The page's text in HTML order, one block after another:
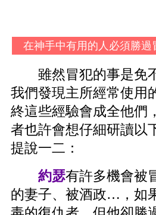
在神手中有用的人必須勝過
雖然冒犯的事是免
我們發現主所經常使用
終這些經驗會成全他們
者也許會想仔細研讀以
提說一二：
約瑟有許多機會被
的妻子、被酒政…，如